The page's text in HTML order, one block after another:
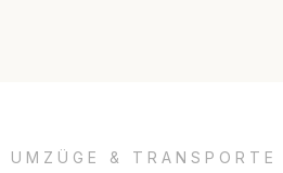
UMZÜGE & TRANSPORTE